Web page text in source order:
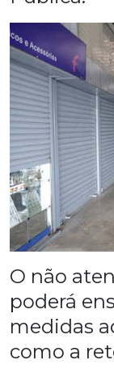
O não
poderá
medidas
como a